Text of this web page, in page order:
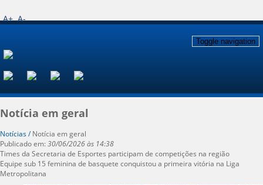
A+ A-
Toggle navigation
Notícia em geral
Notícias /Notícia em geral
Publicado em:30/06/2026 às 14:38
Times da Secretaria de Esportes participam de competições na região
Equipe sub 15 feminina de basquete conquistou a primeira vitória na Liga
Metropolitana